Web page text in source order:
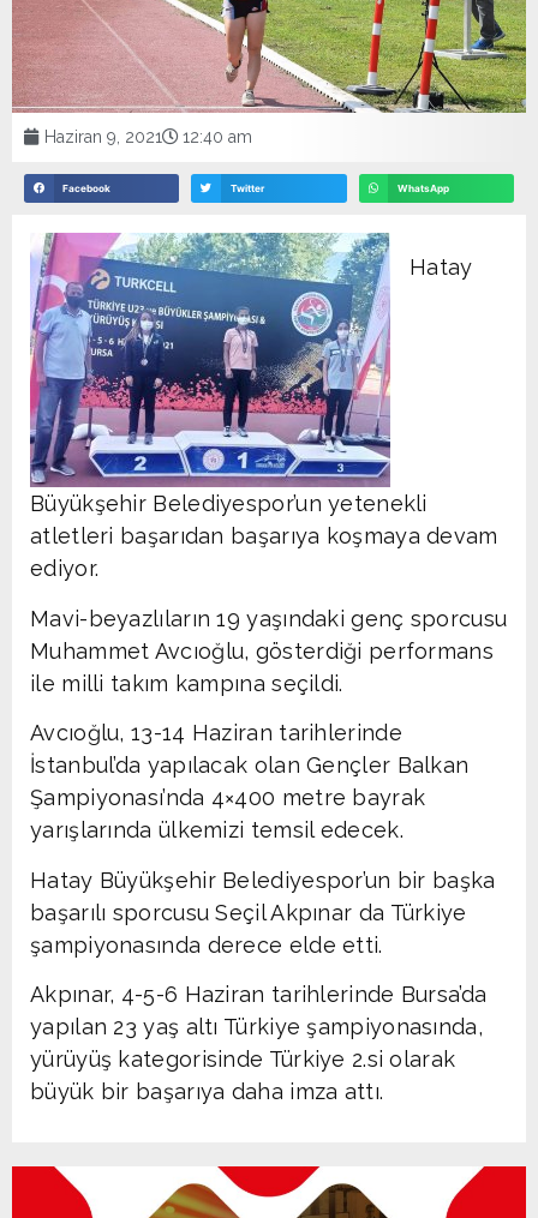
Haziran 9, 2021 12:40 am
Facebook Twitter WhatsApp
Hatay
Büyükşehir Belediyespor’un yetenekli
atletleri başarıdan başarıya koşmaya devam
ediyor.
Mavi-beyazlıların 19 yaşındaki genç sporcusu
Muhammet Avcıoğlu, gösterdiği performans
ile milli takım kampına seçildi.
Avcıoğlu, 13-14 Haziran tarihlerinde
İstanbul’da yapılacak olan Gençler Balkan
Şampiyonası’nda 4×400 metre bayrak
yarışlarında ülkemizi temsil edecek.
Hatay Büyükşehir Belediyespor’un bir başka
başarılı sporcusu Seçil Akpınar da Türkiye
şampiyonasında derece elde etti.
Akpınar, 4-5-6 Haziran tarihlerinde Bursa’da
yapılan 23 yaş altı Türkiye şampiyonasında,
yürüyüş kategorisinde Türkiye 2.si olarak
büyük bir başarıya daha imza attı.